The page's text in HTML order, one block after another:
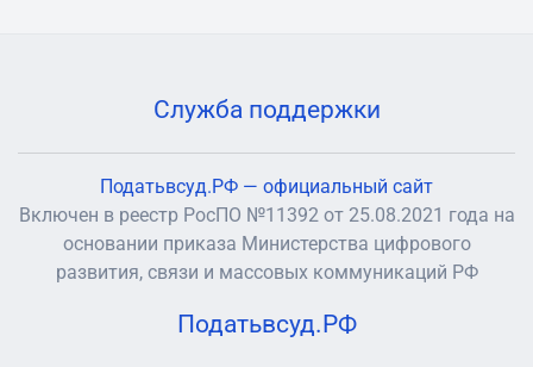
Служба поддержки
Податьвсуд.РФ — официальный сайт
Включен в реестр РосПО №11392 от 25.08.2021 года на
основании приказа Министерства цифрового
развития, связи и массовых коммуникаций РФ
Податьвсуд.РФ